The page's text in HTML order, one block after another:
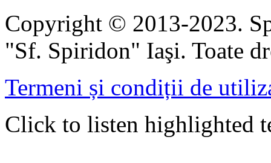
Copyright © 2013-2023.
"Sf. Spiridon" Iaşi. Toate
Termeni și condiții de
Click to listen highlighted